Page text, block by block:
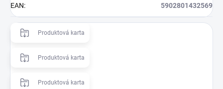
EAN: 5902801432569
Produktová karta
Produktová karta
Produktová karta